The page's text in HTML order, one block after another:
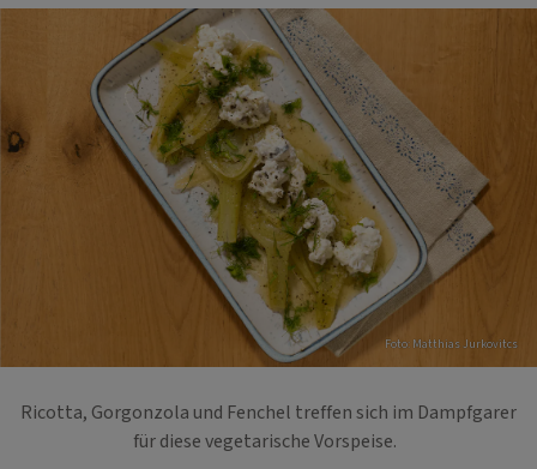
Foto: Matthias Jurkovitcs
Ricotta, Gorgonzola und Fenchel treffen sich im Dampfgarer
für diese vegetarische Vorspeise.